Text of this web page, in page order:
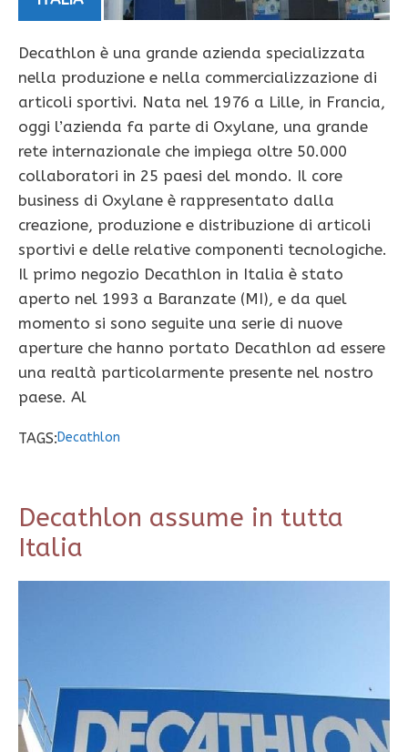
Decathlon è una grande azienda specializzata
nella produzione e nella commercializzazione di
articoli sportivi. Nata nel 1976 a Lille, in Francia,
oggi l’azienda fa parte di Oxylane, una grande
rete internazionale che impiega oltre 50.000
collaboratori in 25 paesi del mondo. Il core
business di Oxylane è rappresentato dalla
creazione, produzione e distribuzione di articoli
sportivi e delle relative componenti tecnologiche.
Il primo negozio Decathlon in Italia è stato
aperto nel 1993 a Baranzate (MI), e da quel
momento si sono seguite una serie di nuove
aperture che hanno portato Decathlon ad essere
una realtà particolarmente presente nel nostro
paese. Al
TAGS:Decathlon
Decathlon assume in tutta
Italia